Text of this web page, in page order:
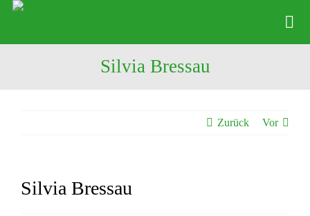
Zum
springen
News
Silvia Bressau
Zurück Vor
Zeige
Silvia Bressau